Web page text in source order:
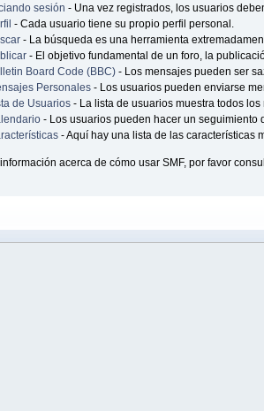
sesión - Una vez registrados, los usuarios
- Cada usuario tiene su propio perfil personal.
- La búsqueda es una herramienta
- El objetivo fundamental de un foro, la
Board Code (BBC) - Los mensajes pueden ser
Personales- Los usuarios pueden enviarse
de Usuarios- La lista de usuarios muestra todos los
- Los usuarios pueden hacer un seguimiento
- Aquí hay una lista de las características
acerca de cómo usar SMF, por favor